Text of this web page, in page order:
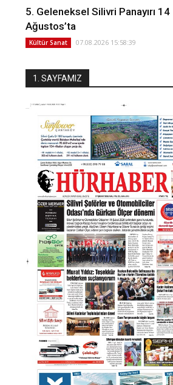
5. Geleneksel Silivri Panayırı 14
Ağustos’ta
Kültür Sanat 07.08.2026 15:58:39
1. SAYFAMIZ